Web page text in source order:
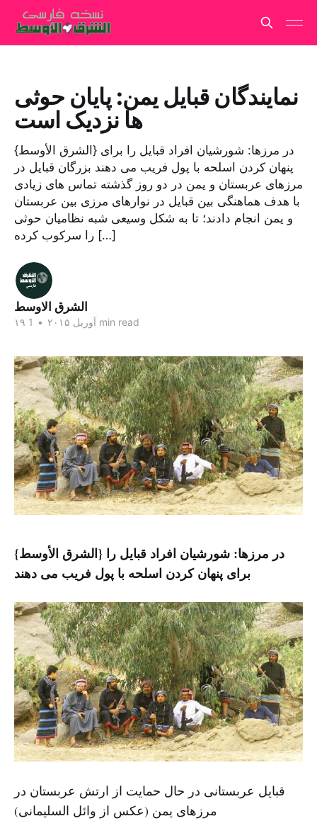
نمایندگان قبایل یمن: پایان حوثی
ها نزدیک است
{الشرق الأوسط} در مرزها: شورشیان افراد قبایل را برای
پنهان کردن اسلحه با پول فریب می دهند بزرگان قبایل در
مرزهای عربستان و یمن در دو روز گذشته تماس های زیادی
با هدف هماهنگی بین قبایل در نوارهای مرزی بین عربستان
و یمن انجام دادند؛ تا به شکل وسیعی شبه نظامیان حوثی
را سرکوب کرده […]
الشرق الاوسط
۱۹ آوریل ۲۰۱۵ • 1 min read
{الشرق الأوسط} در مرزها: شورشیان افراد قبایل را
برای پنهان کردن اسلحه با پول فریب می دهند
قبایل عربستانی در حال حمایت از ارتش عربستان در
مرزهای یمن (عکس از وائل السلیمانی)